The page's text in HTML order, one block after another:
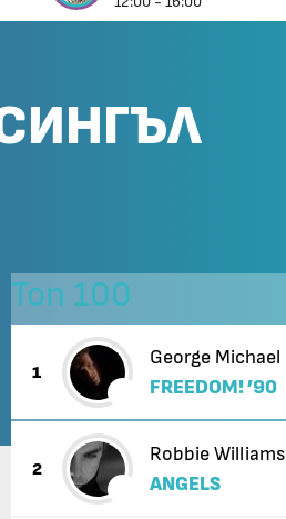
Топ 100
1
George Michael
FREEDOM! ’90
2
Robbie Williams
ANGELS